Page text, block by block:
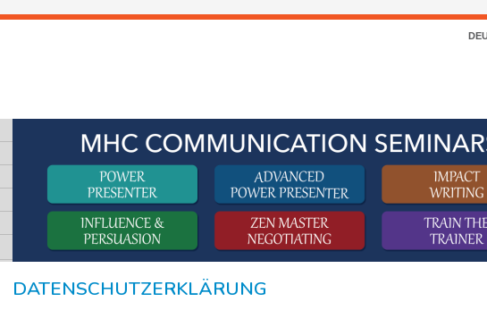
DATENSCHUTZERKLÄRUNG